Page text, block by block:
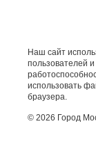
Наш сайт
пользователей
использовать
браузера.
© 2026 Город